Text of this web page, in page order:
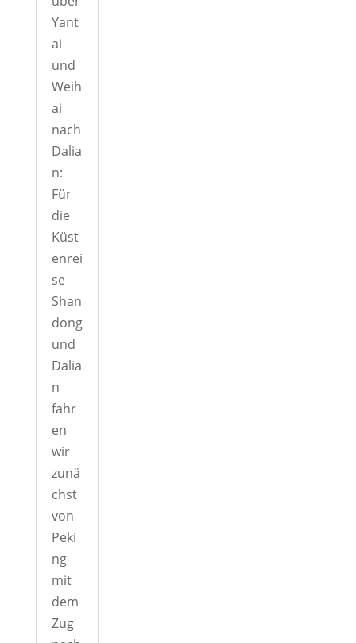
Yant
ai
und
Weih
ai
nach
Dalia
n:
Für
die
Küst
enrei
se
Shan
dong
und
Dalia
n
fahr
en
wir
zunä
chst
von
Peki
ng
mit
dem
Zug